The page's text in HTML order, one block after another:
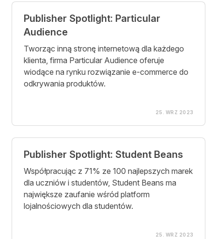
Publisher Spotlight: Particular
Audience
Tworząc inną stronę internetową dla każdego
klienta, firma Particular Audience oferuje
wiodące na rynku rozwiązanie e-commerce do
odkrywania produktów.
25. WRZ 2023
Publisher Spotlight: Student Beans
Współpracując z 71% ze 100 najlepszych marek
dla uczniów i studentów, Student Beans ma
największe zaufanie wśród platform
lojalnościowych dla studentów.
25. WRZ 2023